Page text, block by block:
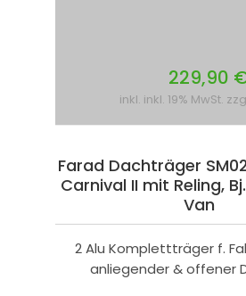
229,90
inkl. inkl. 19% MwSt.
Farad Dachträger
Carnival II mit Reling,
Van
2 Alu Komplettträger f.
anliegender & offener